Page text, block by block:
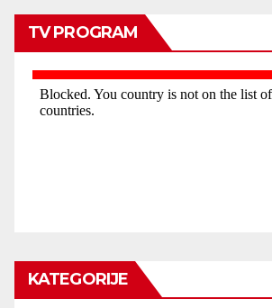
TV PROGRAM
KATEGORIJE